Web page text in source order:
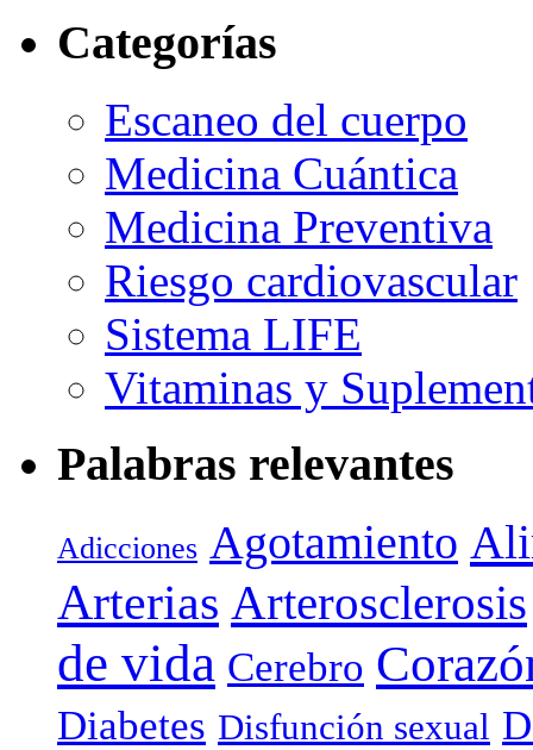
Categorías
Escaneo del cuerpo
Medicina Cuántica
Medicina Preventiva
Riesgo cardiovascular
Sistema LIFE
Vitaminas y
Palabras relevantes
Adicciones Agotamiento
Arterias Arterosclerosis
de vida Cerebro
Diabetes Disfunción sexual